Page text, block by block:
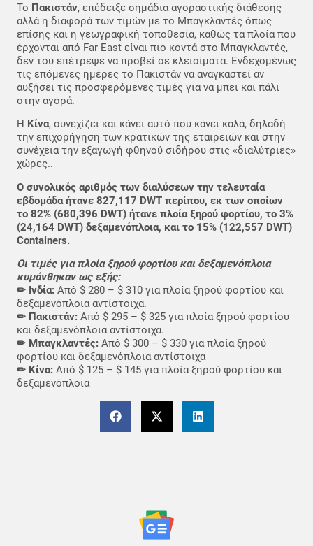
Το Πακιστάν, επέδειξε σημάδια αγοραστικής διάθεσης
αλλά η διαφορά των τιμών με το Μπαγκλαντές όπως
επίσης και η γεωγραφική τοποθεσία, καθώς τα πλοία που
έρχονται από Far East είναι πιο κοντά στο Μπαγκλαντές,
δεν του επέτρεψε να προβεί σε κλεισίματα. Ενδεχομένως
τις επόμενες ημέρες το Πακιστάν να αναγκαστεί αν
αυξήσει τις προσφερόμενες τιμές για να μπει και πάλι
στην αγορά.
Η Κίνα, συνεχίζει και κάνει αυτό που κάνει καλά, δηλαδή
την επιχορήγηση των κρατικών της εταιρειών και στην
συνέχεια την εξαγωγή φθηνού σιδήρου στις «διαλύτριες»
χώρες..
Ο συνολικός αριθμός των διαλύσεων την τελευταία
εβδομάδα ήτανε 827,117 DWT περίπου, εκ των οποίων
το 82% (680,396 DWT) ήτανε πλοία ξηρού φορτίου, το 3%
(24,164 DWT) δεξαμενόπλοια, και το 15% (122,557 DWT)
Containers.
Οι τιμές για πλοία ξηρού φορτίου και δεξαμενόπλοια
κυμάνθηκαν ως εξής:
✏ Ινδία: Από $ 280 – $ 310 για πλοία ξηρού φορτίου και
δεξαμενόπλοια αντίστοιχα.
✏ Πακιστάν: Από $ 295 – $ 325 για πλοία ξηρού φορτίου
και δεξαμενόπλοια αντίστοιχα.
✏ Μπαγκλαντές: Από $ 300 – $ 330 για πλοία ξηρού
φορτίου και δεξαμενόπλοια αντίστοιχα
✏ Κίνα: Από $ 125 – $ 145 για πλοία ξηρού φορτίου και
δεξαμενόπλοια